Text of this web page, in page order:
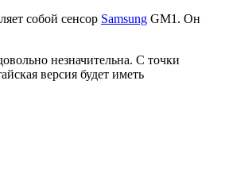
собой сенсор Samsung GM1. Он
незначительна. С точки
версия будет иметь